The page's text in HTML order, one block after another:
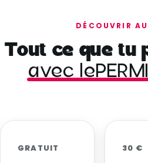
DÉCOUVRIR
Tout ce que tu
avec
GRATUIT 30 €